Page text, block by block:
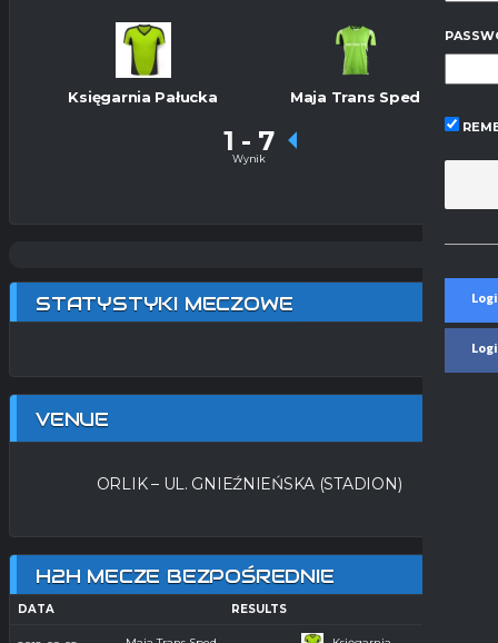
Księgarnia Pałucka Maja Trans Sped
1 - 7
Wynik
STATYSTYKI MECZOWE
VENUE
ORLIK – UL. GNIEŹNIEŃSKA (STADION)
H2H MECZE BEZPOŚREDNIE
DATA RESULTS